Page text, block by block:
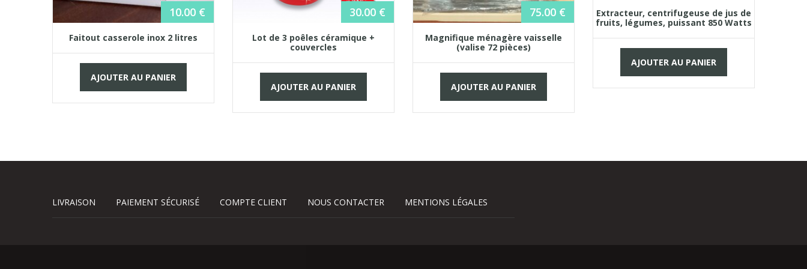
10.00 €
Faitout casserole inox 2 litres
AJOUTER AU PANIER
30.00 €
Lot de 3 poêles céramique +
couvercles
AJOUTER AU PANIER
75.00 €
Magnifique ménagère vaisselle
(valise 72 pièces)
AJOUTER AU PANIER
Extracteur, centrifugeuse de jus de
fruits, légumes, puissant 850 Watts
AJOUTER AU PANIER
LIVRAISON PAIEMENT SÉCURISÉ COMPTE CLIENT NOUS CONTACTER MENTIONS LÉGALES